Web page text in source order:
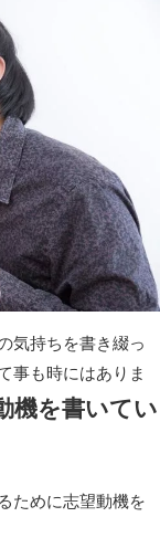
気持ちを書き綴っ
事も時にはありま
機を書いてい
ために志望動機を